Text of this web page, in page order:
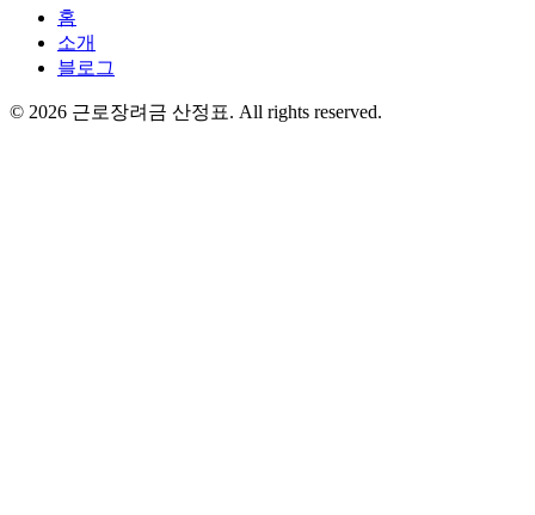
홈
소개
블로그
© 2026 근로장려금 산정표. All rights reserved.